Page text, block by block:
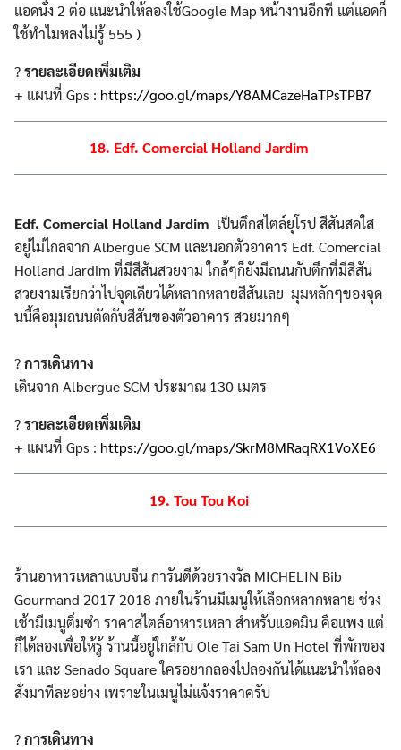
แอดนั่ง 2 ต่อ แนะนำให้ลองใช้Google Map หน้างานอีกที แต่แอดก็
ใช้ทำไมหลงไม่รู้ 555 )
?รายละเอียดเพิ่มเติม
+ แผนที่ Gps : https://goo.gl/maps/Y8AMCazeHaTPsTPB7
18. Edf. Comercial Holland Jardim
Edf. Comercial Holland Jardim เป็นตึกสไตล์ยุโรป สีสันสดใส
อยู่ไม่ไกลจาก Albergue SCM และนอกตัวอาคาร Edf. Comercial
Holland Jardim ที่มีสีสันสวยงาม ใกล้ๆก็ยังมีถนนกับตึกที่มีสีสัน
สวยงามเรียกว่าไปจุดเดียวได้หลากหลายสีสันเลย มุมหลักๆของจุด
นนี้คือมุมถนนตัดกับสีสันของตัวอาคาร สวยมากๆ
?การเดินทาง
เดินจาก Albergue SCM ประมาณ 130 เมตร
?รายละเอียดเพิ่มเติม
+ แผนที่ Gps : https://goo.gl/maps/SkrM8MRaqRX1VoXE6
19. Tou Tou Koi
ร้านอาหารเหลาแบบจีน การันตีด้วยรางวัล MICHELIN Bib
Gourmand 2017 2018 ภายในร้านมีเมนูให้เลือกหลากหลาย ช่วง
เช้ามีเมนูติ่มซำ ราคาสไตล์อาหารเหลา สำหรับแอดมิน คือแพง แต่
ก็ได้ลองเพื่อให้รู้ ร้านนี้อยู่ใกล้กับ Ole Tai Sam Un Hotel ที่พักของ
เรา และ Senado Square ใครอยากลองไปลองกันได้แนะนำให้ลอง
สั่งมาทีละอย่าง เพราะในเมนูไม่แจ้งราคาครับ
?การเดินทาง